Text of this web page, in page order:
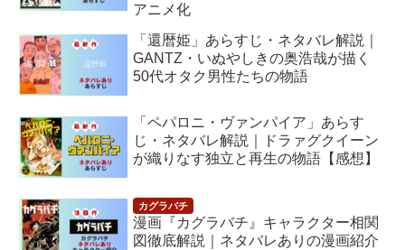
アニメ化
「還暦姫」あらすじ・ネタバレ解説｜
GANTZ・いぬやしきの奥浩哉が描く
50代オタク男性たちの物語
「ペパロニ・ヴァンパイア」あらす
じ・ネタバレ解説｜ドラァグクイーン
が織りなす独立と再生の物語【感想】
漫画『カグラバチ』キャラクター相関
図徹底解説｜ネタバレありの漫画紹介